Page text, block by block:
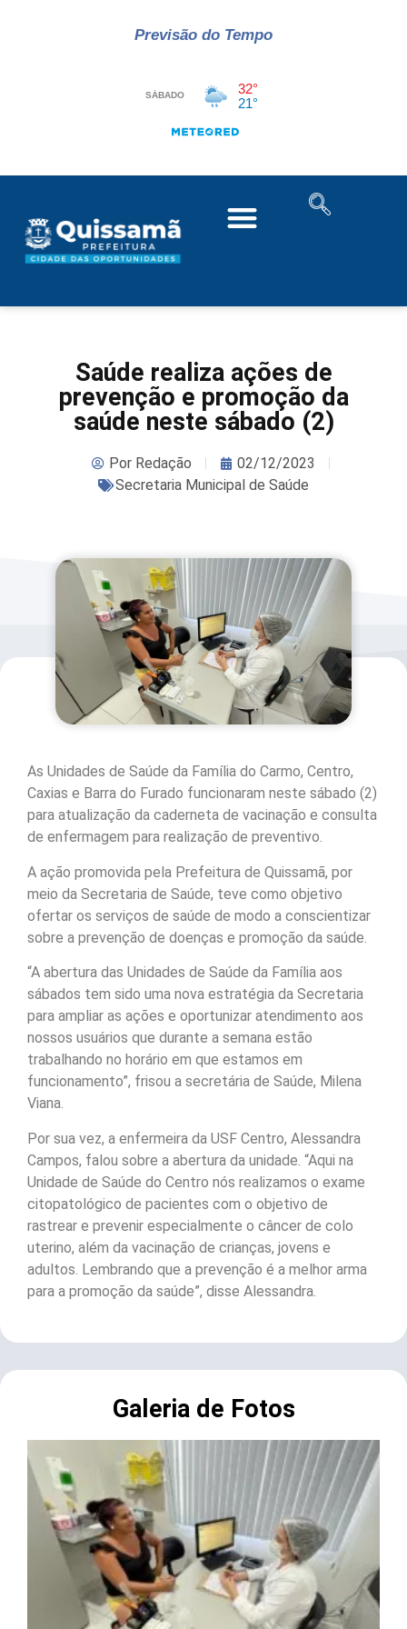
Previsão do Tempo
Saúde realiza ações de
prevenção e promoção da
saúde neste sábado (2)
PorRedação
02/12/2023
Secretaria Municipal de Saúde
As Unidades de Saúde da Família do Carmo, Centro,
Caxias e Barra do Furado funcionaram neste sábado (2)
para atualização da caderneta de vacinação e consulta
de enfermagem para realização de preventivo.
A ação promovida pela Prefeitura de Quissamã, por
meio da Secretaria de Saúde, teve como objetivo
ofertar os serviços de saúde de modo a conscientizar
sobre a prevenção de doenças e promoção da saúde.
“A abertura das Unidades de Saúde da Família aos
sábados tem sido uma nova estratégia da Secretaria
para ampliar as ações e oportunizar atendimento aos
nossos usuários que durante a semana estão
trabalhando no horário em que estamos em
funcionamento”, frisou a secretária de Saúde, Milena
Viana.
Por sua vez, a enfermeira da USF Centro, Alessandra
Campos, falou sobre a abertura da unidade. “Aqui na
Unidade de Saúde do Centro nós realizamos o exame
citopatológico de pacientes com o objetivo de
rastrear e prevenir especialmente o câncer de colo
uterino, além da vacinação de crianças, jovens e
adultos. Lembrando que a prevenção é a melhor arma
para a promoção da saúde”, disse Alessandra.
Galeria de Fotos